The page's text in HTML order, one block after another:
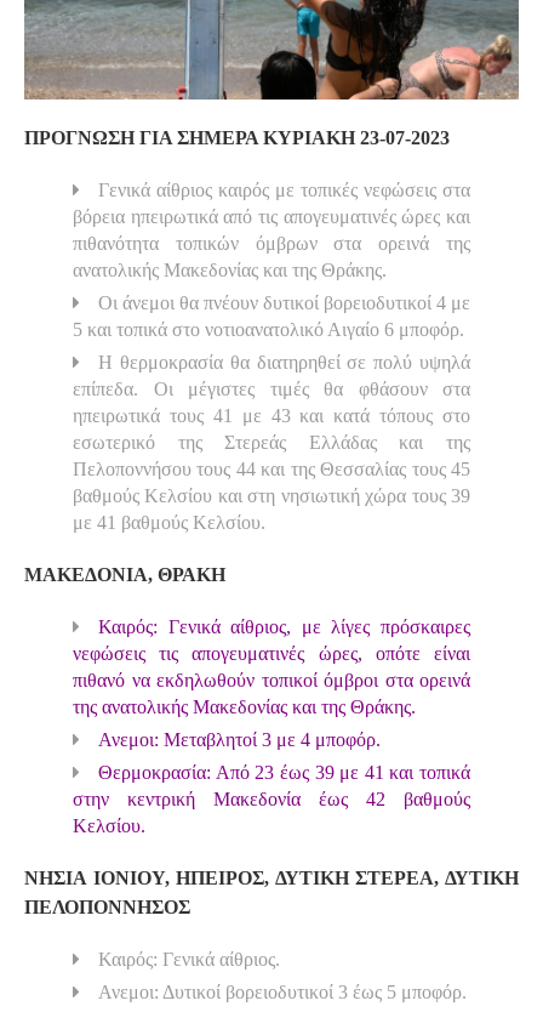
ΠΡΟΓΝΩΣΗ ΓΙΑ ΣΗΜΕΡΑ ΚΥΡΙΑΚΗ 23-07-2023
Γενικά αίθριος καιρός με τοπικές νεφώσεις στα
βόρεια ηπειρωτικά από τις απογευματινές ώρες και
πιθανότητα τοπικών όμβρων στα ορεινά της
ανατολικής Μακεδονίας και της Θράκης.
Οι άνεμοι θα πνέουν δυτικοί βορειοδυτικοί 4 με
5 και τοπικά στο νοτιοανατολικό Αιγαίο 6 μποφόρ.
Η θερμοκρασία θα διατηρηθεί σε πολύ υψηλά
επίπεδα. Οι μέγιστες τιμές θα φθάσουν στα
ηπειρωτικά τους 41 με 43 και κατά τόπους στο
εσωτερικό της Στερεάς Ελλάδας και της
Πελοποννήσου τους 44 και της Θεσσαλίας τους 45
βαθμούς Κελσίου και στη νησιωτική χώρα τους 39
με 41 βαθμούς Κελσίου.
ΜΑΚΕΔΟΝΙΑ, ΘΡΑΚΗ
Καιρός: Γενικά αίθριος, με λίγες πρόσκαιρες
νεφώσεις τις απογευματινές ώρες, οπότε είναι
πιθανό να εκδηλωθούν τοπικοί όμβροι στα ορεινά
της ανατολικής Μακεδονίας και της Θράκης.
Ανεμοι: Μεταβλητοί 3 με 4 μποφόρ.
Θερμοκρασία: Από 23 έως 39 με 41 και τοπικά
στην κεντρική Μακεδονία έως 42 βαθμούς
Κελσίου.
ΝΗΣΙΑ ΙΟΝΙΟΥ, ΗΠΕΙΡΟΣ, ΔΥΤΙΚΗ ΣΤΕΡΕΑ, ΔΥΤΙΚΗ
ΠΕΛΟΠΟΝΝΗΣΟΣ
Καιρός: Γενικά αίθριος.
Ανεμοι: Δυτικοί βορειοδυτικοί 3 έως 5 μποφόρ.